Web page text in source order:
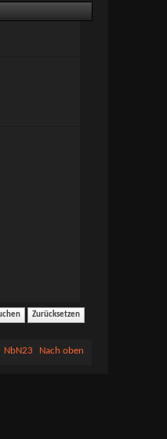
NbN23 Nach oben